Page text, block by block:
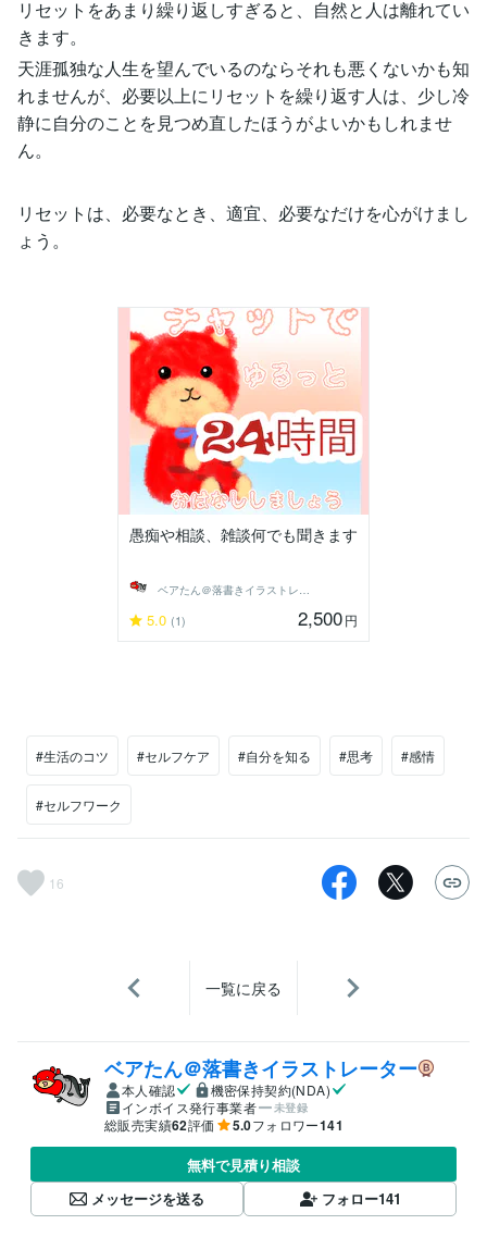
リセットをあまり繰り返しすぎると、自然と人は離れてい
きます。
天涯孤独な人生を望んでいるのならそれも悪くないかも知
れませんが、必要以上にリセットを繰り返す人は、少し冷
静に自分のことを見つめ直したほうがよいかもしれませ
ん。
リセットは、必要なとき、適宜、必要なだけを心がけまし
ょう。
愚痴や相談、雑談何でも聞きます
ベアたん＠落書きイラストレーター
5.0 (1) 2,500円
#生活のコツ #セルフケア #自分を知る #思考 #感情
#セルフワーク
16
一覧に戻る
ベアたん＠落書きイラストレーター
本人確認
機密保持契約(NDA)
インボイス発行事業者
未登録
総販売実績62評価 5.0フォロワー141
無料で見積り相談
メッセージを送る
フォロー141